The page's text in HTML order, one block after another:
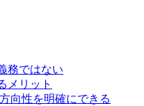
務ではない
メリット
向性を明確にできる